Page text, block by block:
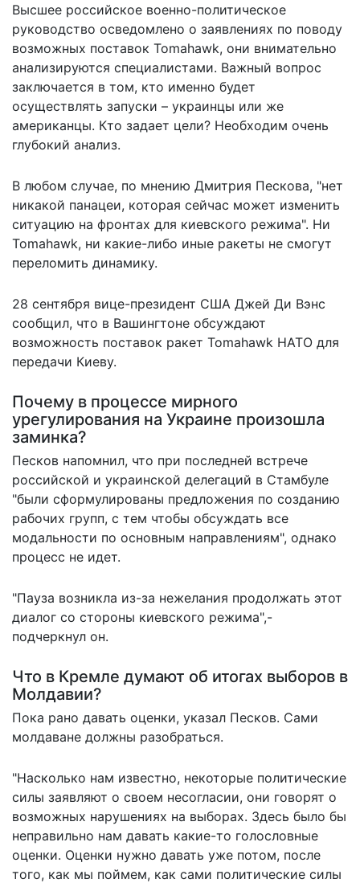
Высшее российское военно-политическое
руководство осведомлено о заявлениях по поводу
возможных поставок Tomahawk, они внимательно
анализируются специалистами. Важный вопрос
заключается в том, кто именно будет
осуществлять запуски – украинцы или же
американцы. Кто задает цели? Необходим очень
глубокий анализ.
В любом случае, по мнению Дмитрия Пескова, "нет
никакой панацеи, которая сейчас может изменить
ситуацию на фронтах для киевского режима". Ни
Tomahawk, ни какие-либо иные ракеты не смогут
переломить динамику.
28 сентября вице-президент США Джей Ди Вэнс
сообщил, что в Вашингтоне обсуждают
возможность поставок ракет Tomahawk НАТО для
передачи Киеву.
Почему в процессе мирного
урегулирования на Украине произошла
заминка?
Песков напомнил, что при последней встрече
российской и украинской делегаций в Стамбуле
"были сформулированы предложения по созданию
рабочих групп, с тем чтобы обсуждать все
модальности по основным направлениям", однако
процесс не идет.
"Пауза возникла из-за нежелания продолжать этот
диалог со стороны киевского режима",-
подчеркнул он.
Что в Кремле думают об итогах выборов в
Молдавии?
Пока рано давать оценки, указал Песков. Сами
молдаване должны разобраться.
"Насколько нам известно, некоторые политические
силы заявляют о своем несогласии, они говорят о
возможных нарушениях на выборах. Здесь было бы
неправильно нам давать какие-то голословные
оценки. Оценки нужно давать уже потом, после
того, как мы поймем, как сами политические силы